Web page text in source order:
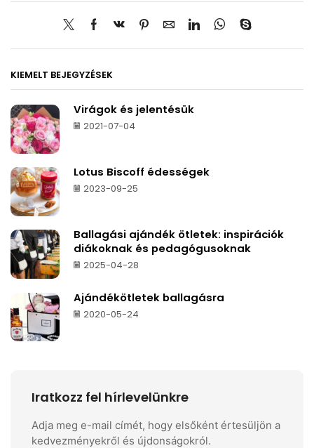
KIEMELT BEJEGYZÉSEK
Virágok és jelentésük
2021-07-04
Lotus Biscoff édességek
2023-09-25
Ballagási ajándék ötletek: inspirációk
diákoknak és pedagógusoknak
2025-04-28
Ajándékötletek ballagásra
2020-05-24
Iratkozz fel hírlevelünkre
Adja meg e-mail címét, hogy elsőként értesüljön a
kedvezményekről és újdonságokról.